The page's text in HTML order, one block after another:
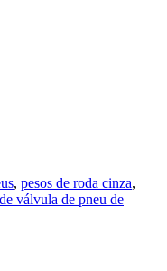
, pesos de roda cinza,
válvula de pneu de